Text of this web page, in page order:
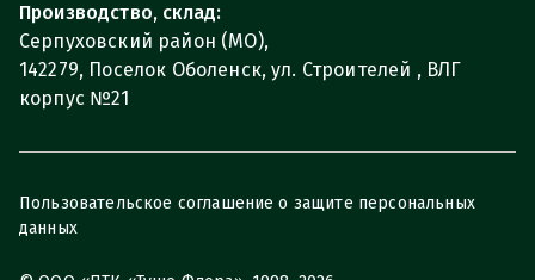
Производство, склад:
Серпуховский район (МО),
142279, Поселок Оболенск, ул. Строителей , ВЛГ
корпус №21
Пользовательское соглашение о защите персональных
данных